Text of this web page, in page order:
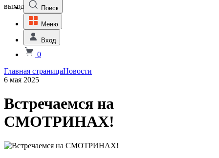
выходной Поиск
Меню
Вход
0
Главная страницаНовости
6 мая 2025
Встречаемся на
СМОТРИНАХ!